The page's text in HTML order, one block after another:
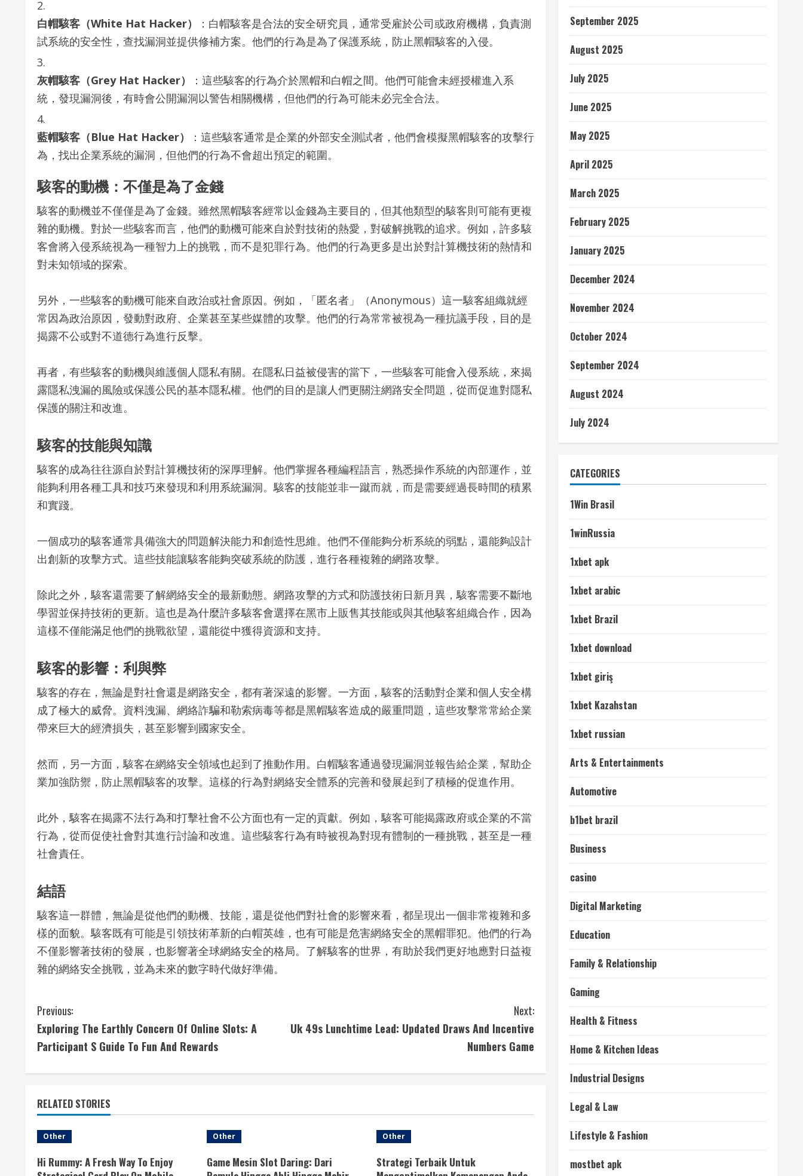
白帽駭客（White Hat Hacker）
：白帽駭客是合法的安全研究員，通常受雇於公司或政府機構，負責測
試系統的安全性，查找漏洞並提供修補方案。他們的行為是為了保護系統，防止黑帽駭客的入侵。
灰帽駭客（Grey Hat Hacker）
：這些駭客的行為介於黑帽和白帽之間。他們可能會未經授權進入系
統，發現漏洞後，有時會公開漏洞以警告相關機構，但他們的行為可能未必完全合法。
藍帽駭客（Blue Hat Hacker）
：這些駭客通常是企業的外部安全測試者，他們會模擬黑帽駭客的攻擊行
為，找出企業系統的漏洞，但他們的行為不會超出預定的範圍。
駭客的動機：不僅是為了金錢
駭客的動機並不僅僅是為了金錢。雖然黑帽駭客經常以金錢為主要目的，但其他類型的駭客則可能有更複
雜的動機。對於一些駭客而言，他們的動機可能來自於對技術的熱愛，對破解挑戰的追求。例如，許多駭
客會將入侵系統視為一種智力上的挑戰，而不是犯罪行為。他們的行為更多是出於對計算機技術的熱情和
對未知領域的探索。
另外，一些駭客的動機可能來自政治或社會原因。例如，「匿名者」（Anonymous）這一駭客組織就經
常因為政治原因，發動對政府、企業甚至某些媒體的攻擊。他們的行為常常被視為一種抗議手段，目的是
揭露不公或對不道德行為進行反擊。
再者，有些駭客的動機與維護個人隱私有關。在隱私日益被侵害的當下，一些駭客可能會入侵系統，來揭
露隱私洩漏的風險或保護公民的基本隱私權。他們的目的是讓人們更關注網路安全問題，從而促進對隱私
保護的關注和改進。
駭客的技能與知識
駭客的成為往往源自於對計算機技術的深厚理解。他們掌握各種編程語言，熟悉操作系統的內部運作，並
能夠利用各種工具和技巧來發現和利用系統漏洞。駭客的技能並非一蹴而就，而是需要經過長時間的積累
和實踐。
一個成功的駭客通常具備強大的問題解決能力和創造性思維。他們不僅能夠分析系統的弱點，還能夠設計
出創新的攻擊方式。這些技能讓駭客能夠突破系統的防護，進行各種複雜的網路攻擊。
除此之外，駭客還需要了解網絡安全的最新動態。網路攻擊的方式和防護技術日新月異，駭客需要不斷地
學習並保持技術的更新。這也是為什麼許多駭客會選擇在黑市上販售其技能或與其他駭客組織合作，因為
這樣不僅能滿足他們的挑戰欲望，還能從中獲得資源和支持。
駭客的影響：利與弊
駭客的存在，無論是對社會還是網路安全，都有著深遠的影響。一方面，駭客的活動對企業和個人安全構
成了極大的威脅。資料洩漏、網絡詐騙和勒索病毒等都是黑帽駭客造成的嚴重問題，這些攻擊常常給企業
帶來巨大的經濟損失，甚至影響到國家安全。
然而，另一方面，駭客在網絡安全領域也起到了推動作用。白帽駭客通過發現漏洞並報告給企業，幫助企
業加強防禦，防止黑帽駭客的攻擊。這樣的行為對網絡安全體系的完善和發展起到了積極的促進作用。
此外，駭客在揭露不法行為和打擊社會不公方面也有一定的貢獻。例如，駭客可能揭露政府或企業的不當
行為，從而促使社會對其進行討論和改進。這些駭客行為有時被視為對現有體制的一種挑戰，甚至是一種
社會責任。
結語
駭客這一群體，無論是從他們的動機、技能，還是從他們對社會的影響來看，都呈現出一個非常複雜和多
樣的面貌。駭客既有可能是引領技術革新的白帽英雄，也有可能是危害網絡安全的黑帽罪犯。他們的行為
不僅影響著技術的發展，也影響著全球網絡安全的格局。了解駭客的世界，有助於我們更好地應對日益複
雜的網絡安全挑戰，並為未來的數字時代做好準備。
C
o
i
n
u
Previous:
Exploring The Earthly Concern Of Online Slots: A
Participant S Guide To Fun And Rewards
Next:
Uk 49s Lunchtime Lead: Updated Draws And Incentive
Numbers Game
RELATED STORIES
Other
Hi Rummy: A Fresh Way To Enjoy
Other
Game Mesin Slot Daring: Dari
Other
Strategi Terbaik Untuk
September 2025
August 2025
July 2025
June 2025
May 2025
April 2025
March 2025
February 2025
January 2025
December 2024
November 2024
October 2024
September 2024
August 2024
July 2024
CATEGORIES
1Win Brasil
1winRussia
1xbet apk
1xbet arabic
1xbet Brazil
1xbet download
1xbet giriş
1xbet Kazahstan
1xbet russian
Arts & Entertainments
Automotive
b1bet brazil
Business
casino
Digital Marketing
Education
Family & Relationship
Gaming
Health & Fitness
Home & Kitchen Ideas
Industrial Designs
Legal & Law
Lifestyle & Fashion
mostbet apk